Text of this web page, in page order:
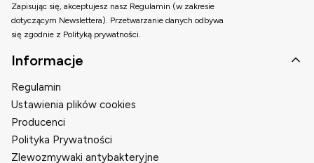
Zapisując się, akceptujesz nasz Regulamin (w zakresie
dotyczącym Newslettera). Przetwarzanie danych odbywa
się zgodnie z Polityką prywatności.
Linki w stopce
Informacje
Regulamin
Ustawienia plików cookies
Producenci
Polityka Prywatności
Zlewozmywaki antybakteryjne